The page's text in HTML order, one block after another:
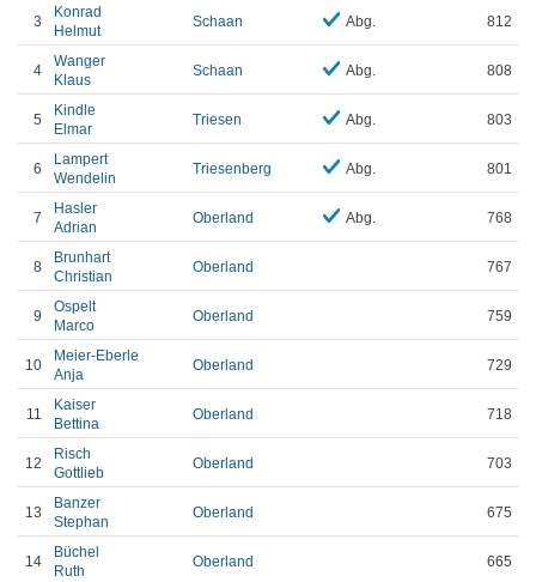
3
Konrad
Helmut
Schaan Abg. 812
4
Wanger
Klaus
Schaan Abg. 808
5
Kindle
Elmar
Triesen Abg. 803
6
Lampert
Wendelin
Triesenberg Abg. 801
7
Hasler
Adrian
Oberland Abg. 768
8
Brunhart
Christian
Oberland 767
9
Ospelt
Marco
Oberland 759
10
Meier-Eberle
Anja
Oberland 729
11
Kaiser
Bettina
Oberland 718
12
Risch
Gottlieb
Oberland 703
13
Banzer
Stephan
Oberland 675
14
Büchel
Ruth
Oberland 665